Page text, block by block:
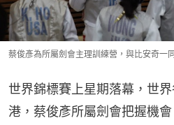
蔡俊彥為所屬劍會主理訓練營，與比安奇一
世界錦標賽上星期落幕，世
港，蔡俊彥所屬劍會把握機